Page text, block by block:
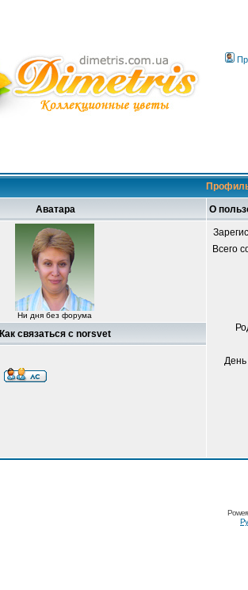
Аватара О
Ни дня без форума
Всего
Как связаться с norsvet